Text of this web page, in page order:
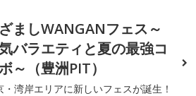
ましWANGANフェス～
バラエティと夏の最強コ
～（豊洲PIT）
・湾岸エリアに新しいフェスが誕生！